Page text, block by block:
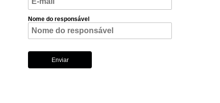
Nome do responsável